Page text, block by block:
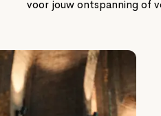
voor jouw ontspanning of